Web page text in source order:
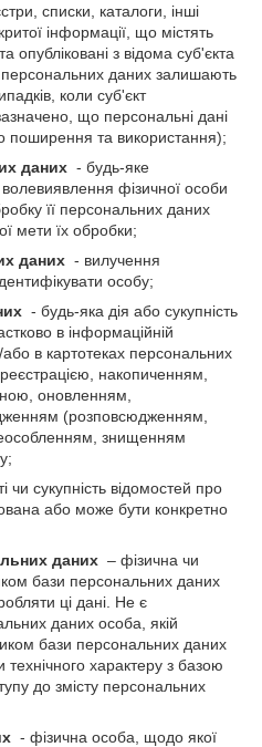
списки, каталоги, інші
інформації, що містять
опубліковані з відома суб'єкта
даних залишають
коли суб'єкт
що персональні дані
поширення та використання);
даних - будь-яке
фізичної особи
її персональних даних
мети їх обробки;
даних - вилучення
особу;
- будь-яка дія або сукупність
в інформаційній
в картотеках персональних
накопиченням,
оновленням,
(розповсюдженням,
знищенням
чи сукупність відомостей про
або може бути конкретно
даних – фізична чи
бази персональних даних
ці дані. Не є
даних особа, якій
бази персональних даних
характеру з базою
до змісту персональних
- фізична особа, щодо якої